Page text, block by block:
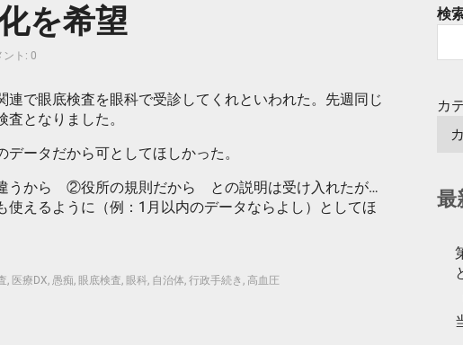
を希望
ント: 0
で眼底検査を眼科で受診してくれといわれた。先週同じ
となりました。
ータだから可としてほしかった。
うから ②役所の規則だから との説明は受け入れたが…
えるように（例：1月以内のデータならよし）としてほ
, 医療DX, 愚痴, 眼底検査, 眼科, 自治体, 行政手続き , 高血圧
検
カ
最